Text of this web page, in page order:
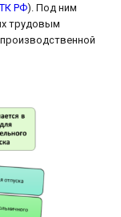
РФ). Под ним
трудовым